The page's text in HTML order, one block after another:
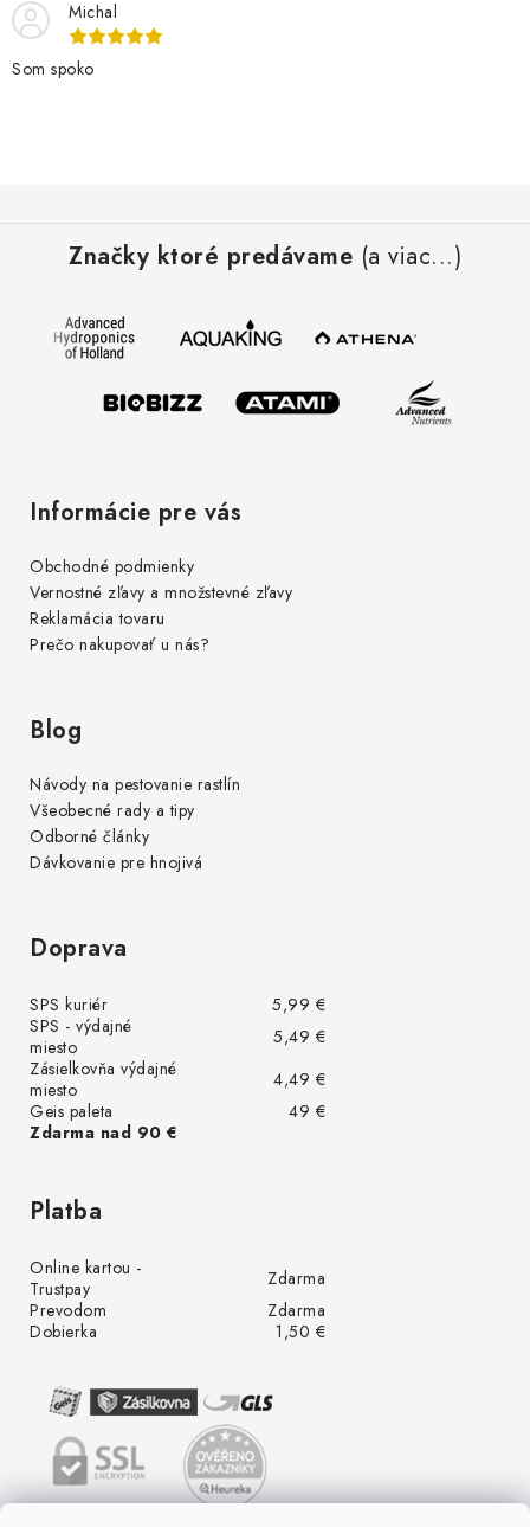
Michal
Som spoko
Značky ktoré predávame (a viac...)
Informácie pre vás
Obchodné podmienky
Vernostné zľavy a množstevné zľavy
Reklamácia tovaru
Prečo nakupovať u nás?
Blog
Návody na pestovanie rastlín
Všeobecné rady a tipy
Odborné články
Dávkovanie pre hnojivá
Doprava
SPS kuriér
5,99 €
SPS - výdajné
miesto
5,49 €
Zásielkovňa výdajné
miesto
4,49 €
Geis paleta
49 €
Zdarma nad 90 €
Platba
Online kartou -
Trustpay
Zdarma
Prevodom
Zdarma
Dobierka
1,50 €